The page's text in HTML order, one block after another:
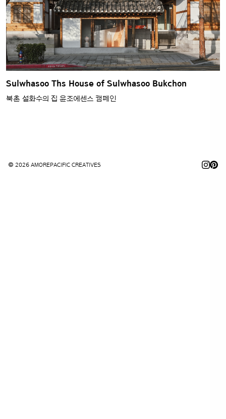
Sulwhasoo Ths House of Sulwhasoo Bukchon
북촌 설화수의 집 윤조에센스 캠페인
© 2026 AMOREPACIFIC CREATIVES